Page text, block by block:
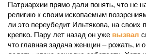
Патриархии прямо дали понять, что не
религию к своим ископаемым
ли это переубедит Ильтякова, на своих
крепко. Пару лет назад он уже вызвал
что главная задача женщин – рожать, и